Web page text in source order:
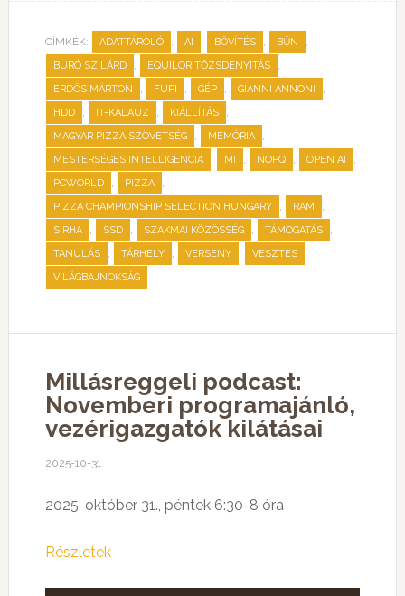
CÍMKÉK: ADATTÁROLÓ , AI , BŐVÍTÉS , BŰN ,
BURÓ SZILÁRD , EQUILOR TŐZSDENYITÁS ,
ERDŐS MÁRTON , FUPI , GÉP , GIANNI ANNONI ,
HDD , IT-KALAUZ , KIÁLLÍTÁS ,
MAGYAR PIZZA SZÖVETSÉG , MEMÓRIA ,
MESTERSÉGES INTELLIGENCIA , MI , NOPQ , OPEN AI ,
PCWORLD , PIZZA ,
PIZZA CHAMPIONSHIP SELECTION HUNGARY , RAM ,
SIRHA , SSD , SZAKMAI KÖZÖSSÉG , TÁMOGATÁS ,
TANULÁS , TÁRHELY , VERSENY , VESZTES ,
VILÁGBAJNOKSÁG
Millásreggeli podcast:
Novemberi programajánló,
vezérigazgatók kilátásai
2025-10-31
2025. október 31., péntek 6:30-8 óra
Részletek